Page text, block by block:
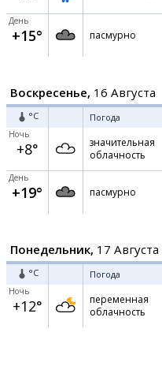
День
+15° пасмурно
Воскресенье, 16 Августа
°C Погода
Ночь
+8°
значительная
облачность
День
+19° пасмурно
Понедельник, 17 Августа
°C Погода
Ночь
+12°
переменная
облачность